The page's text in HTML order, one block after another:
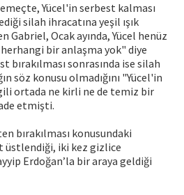
Yücel'in serbest kalması
silah ihracatına yeşil ışık
Gabriel, Ocak ayında, Yücel henüz
bir anlaşma yok" diye
bırakılması sonrasında ise silah
söz konusu olmadığını "Yücel'in
ortada ne kirli ne de temiz bir
etmişti.
bırakılması konusundaki
iki kez gizlice
Erdoğan’la bir araya geldiği